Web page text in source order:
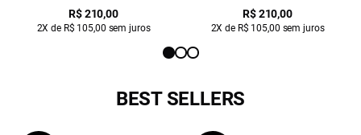
R$ 210,00
2X de R$ 105,00 sem juros
R$ 210,00
2X de R$ 105,00 sem juros
BEST SELLERS